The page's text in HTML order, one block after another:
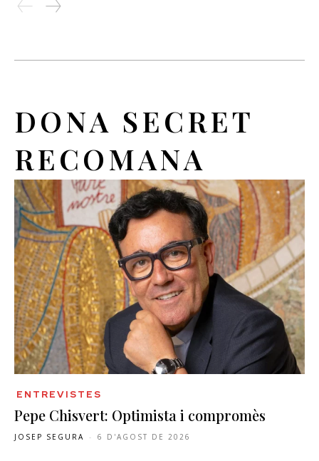
DONA SECRET
RECOMANA
ENTREVISTES
Pepe Chisvert: Optimista i compromès
JOSEP SEGURA - 6 D'AGOST DE 2026